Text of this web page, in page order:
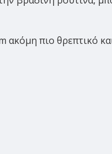
πιο θρεπτικό